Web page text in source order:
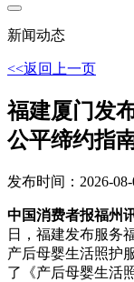
新闻动态
<<返回上一页
福建厦门发
公平缔约指
发布时间：2026-08-
中国消费者报福州
日，福建发布服务
产后母婴生活照护
了《产后母婴生活